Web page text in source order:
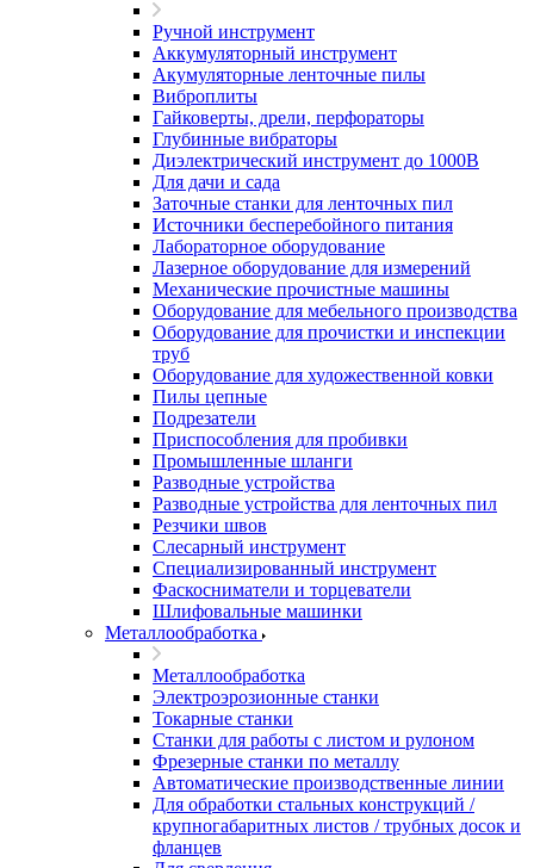
Ручной инструмент
Аккумуляторный инструмент
Акумуляторные ленточные пилы
Виброплиты
Гайковерты, дрели, перфораторы
Глубинные вибраторы
Диэлектрический инструмент до 1000В
Для дачи и сада
Заточные станки для ленточных пил
Источники бесперебойного питания
Лабораторное оборудование
Лазерное оборудование для измерений
Механические прочистные машины
Оборудование для мебельного производства
Оборудование для прочистки и инспекции
труб
Оборудование для художественной ковки
Пилы цепные
Подрезатели
Приспособления для пробивки
Промышленные шланги
Разводные устройства
Разводные устройства для ленточных пил
Резчики швов
Слесарный инструмент
Специализированный инструмент
Фаскосниматели и торцеватели
Шлифовальные машинки
Металлообработка
Металлообработка
Электроэрозионные станки
Токарные станки
Станки для работы с листом и рулоном
Фрезерные станки по металлу
Автоматические производственные линии
Для обработки стальных конструкций /
крупногабаритных листов / трубных досок и
фланцев